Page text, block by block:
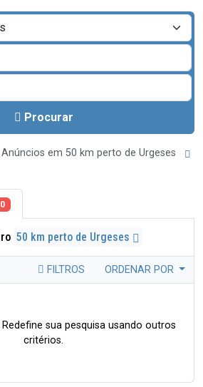
Procurar
em 50 km perto de Urgeses
0
50 km perto de Urgeses
FILTROS ORDENAR POR
sua pesquisa usando outros
critérios.